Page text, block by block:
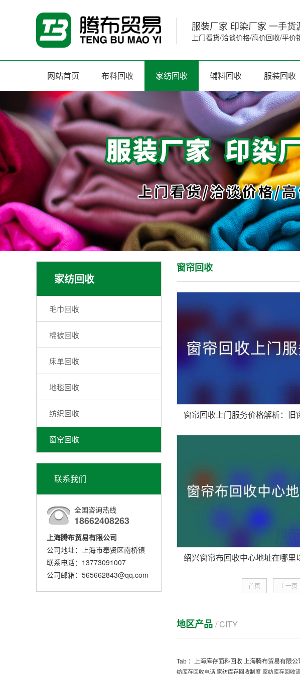
服装厂家 印染厂家 一手货
上门看货/洽谈价格/高价回收/平
网站首页 布料回收 家纺回收 辅料回收 服装回收
家纺回收
毛巾回收
棉被回收
床单回收
地毯回收
纺织回收
窗帘回收
联系我们
全国咨询热线
18662408263
上海腾布贸易有限公司
公司地址：上海市奉贤区南桥镇
联系电话：13773091007
公司邮箱：565662843@qq.com
窗帘回收
首页 上一页
地区产品 / CITY
Tab ： 上海库存面料回收 上海腾布贸易有限公
纺库存回收电话 家纺库存回收制度 家纺库存回收